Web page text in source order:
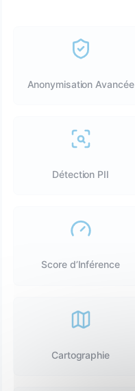
Anonymisation Avancée
Détection PII
Score d’Inférence
Cartographie